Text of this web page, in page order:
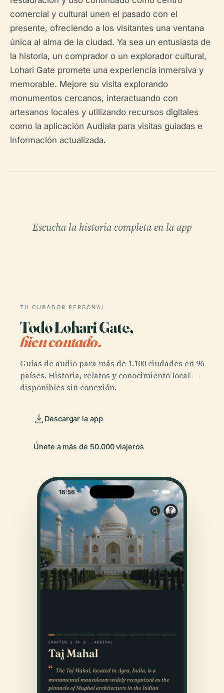
comercial y cultural unen el pasado con el
presente, ofreciendo a los visitantes una ventana
única al alma de la ciudad. Ya sea un entusiasta de
la historia, un comprador o un explorador cultural,
Lohari Gate promete una experiencia inmersiva y
memorable. Mejore su visita explorando
monumentos cercanos, interactuando con
artesanos locales y utilizando recursos digitales
como la aplicación Audiala para visitas guiadas e
información actualizada.
Escucha la historia completa en la app
TU CURADOR PERSONAL
Todo Lohari Gate,
bien contado.
Guías de audio para más de 1.100 ciudades en 96
países. Historia, relatos y conocimiento local —
disponibles sin conexión.
Descargar la app
Únete a más de 50.000 viajeros